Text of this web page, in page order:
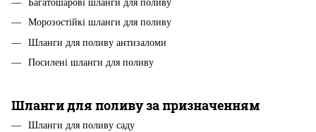
Багатошарові шланги для поливу
Морозостійкі шланги для поливу
Шланги для поливу антизаломи
Посилені шланги для поливу
Шланги для поливу за призначенням
Шланги для поливу саду